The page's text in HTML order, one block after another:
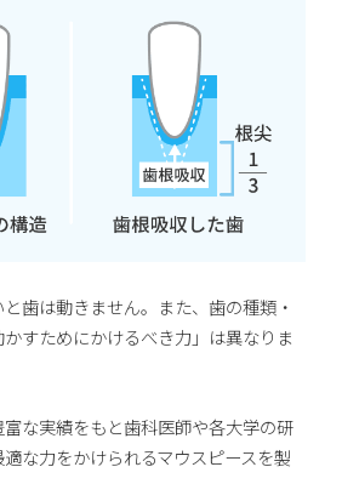
歯は動きません。また、歯の種類・
すためにかけるべき力」は異なりま
な実績をもと歯科医師や各大学の研
な力をかけられるマウスピースを製